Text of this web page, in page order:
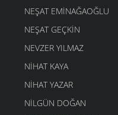
NEŞAT EMINAĞAOĞLU
NEŞAT GEÇKIN
NEVZER YILMAZ
NIHAT KAYA
NIHAT YAZAR
NILGÜN DOĞAN